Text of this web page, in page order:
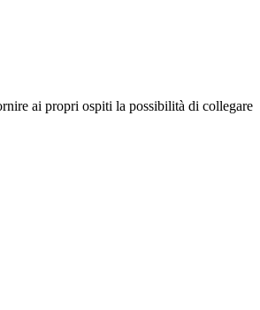
ai propri ospiti la possibilità di collegare